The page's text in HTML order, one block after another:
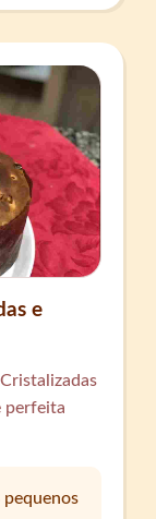
e
perfeita
pequenos